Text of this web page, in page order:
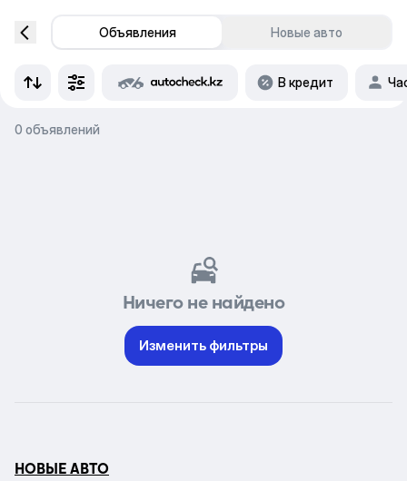
Объявления Новые авто
В кредит
0 объявлений
Ничего не найдено
Изменить фильтры
НОВЫЕ АВТО